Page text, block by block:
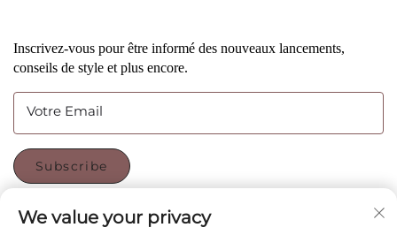
Inscrivez-vous pour être informé des nouveaux lancements,
conseils de style et plus encore.
Votre Email
Subscribe
We value your privacy